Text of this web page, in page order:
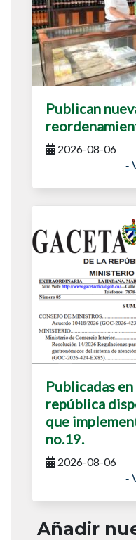
Publican
2026-08-06
-
Publicadas
república
que
no.19.
2026-08-06
-
Añadir